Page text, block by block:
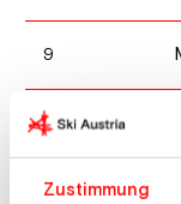
Zustimmung
9
10
11